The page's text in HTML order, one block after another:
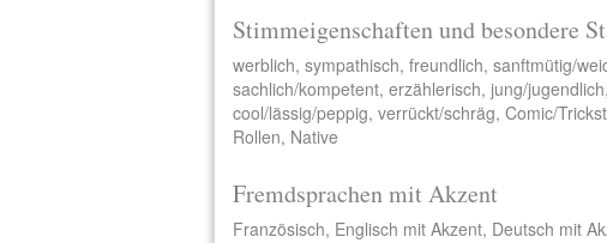
Stimmeigenschaften und besondere
werblich, sympathisch, freundlich, sanftmütig/
sachlich/kompetent, erzählerisch, jung/jugendlich,
cool/lässig/peppig, verrückt/schräg, Comic/
Rollen, Native
Fremdsprachen mit Akzent
Französisch, Englisch mit Akzent, Deutsch mit